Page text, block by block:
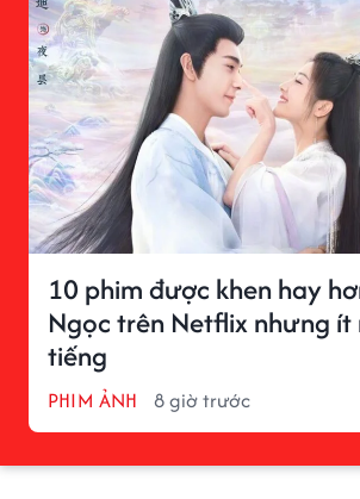
10 phim được khen hay
Ngọc trên Netflix nhưng ít
tiếng
PHIM ẢNH 8 giờ trước